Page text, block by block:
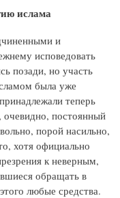
ислама
и
исповедовать
позади, но участь
была уже
теперь
постоянный
порой насильно,
хотя официально
к неверным,
обращать в
любые средства.